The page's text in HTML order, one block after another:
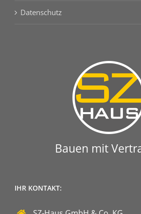
Datenschutz
Bauen mit
IHR KONTAKT: